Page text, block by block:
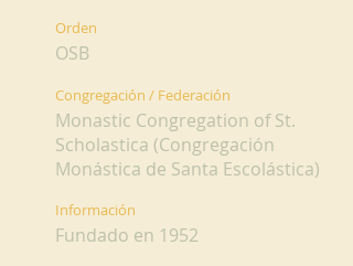
Orden
OSB
Congregación / Federación
Monastic Congregation of St.
Scholastica (Congregación
Monástica de Santa Escolástica)
Información
Fundado en 1952